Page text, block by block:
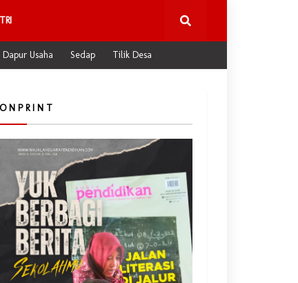
Dapur Usaha Sedap Tilik Desa
O N P R I N T